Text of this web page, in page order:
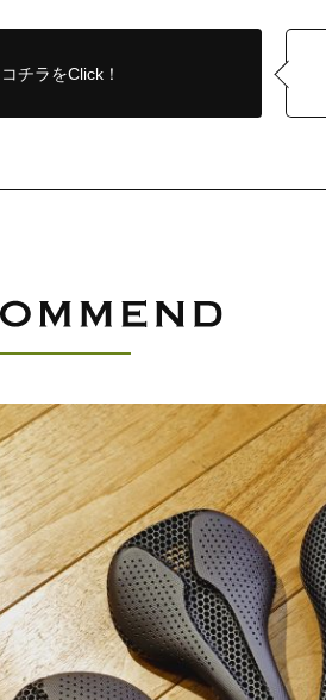
コチラをClick！